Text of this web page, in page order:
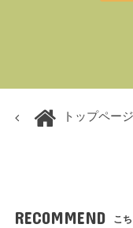
トップペー
RECOMMEND こ